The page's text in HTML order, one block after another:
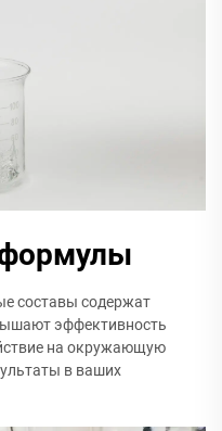
составы содержат
эффективность
на окружающую
в ваших